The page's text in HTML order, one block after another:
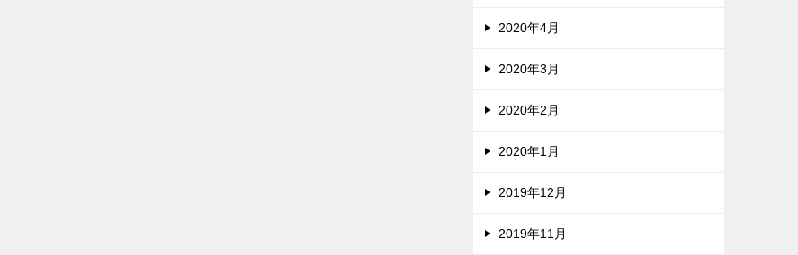
2020年4月
2020年3月
2020年2月
2020年1月
2019年12月
2019年11月